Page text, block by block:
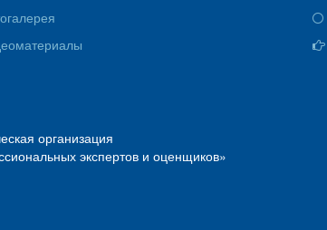
организация
экспертов и оценщиков»